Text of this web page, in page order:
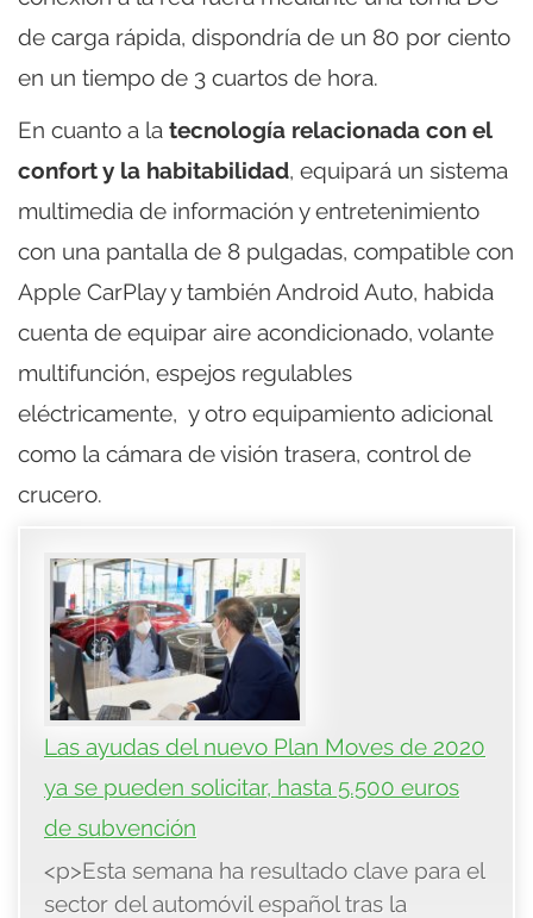
de carga rápida, dispondría de un 80 por ciento
en un tiempo de 3 cuartos de hora.
En cuanto a la tecnología relacionada con el
confort y la habitabilidad, equipará un sistema
multimedia de información y entretenimiento
con una pantalla de 8 pulgadas, compatible con
Apple CarPlay y también Android Auto, habida
cuenta de equipar aire acondicionado, volante
multifunción, espejos regulables
eléctricamente, y otro equipamiento adicional
como la cámara de visión trasera, control de
crucero.
Las ayudas del nuevo Plan Moves de 2020
ya se pueden solicitar, hasta 5.500 euros
de subvención
<p>Esta semana ha resultado clave para el
sector del automóvil español tras la